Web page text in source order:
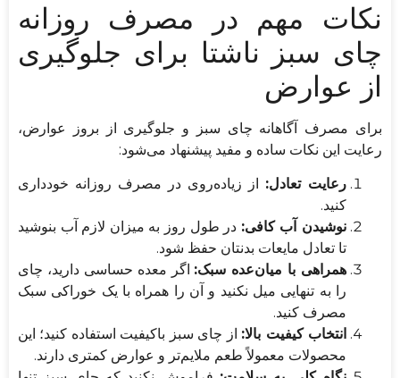
نکات مهم در مصرف روزانه
چای سبز ناشتا برای جلوگیری
از عوارض
برای مصرف آگاهانه چای سبز و جلوگیری از بروز عوارض،
رعایت این نکات ساده و مفید پیشنهاد می‌شود:
رعایت تعادل: از زیاده‌روی در مصرف روزانه خودداری
کنید.
نوشیدن آب کافی: در طول روز به میزان لازم آب بنوشید
تا تعادل مایعات بدنتان حفظ شود.
همراهی با میان‌عده سبک: اگر معده حساسی دارید، چای
را به تنهایی میل نکنید و آن را همراه با یک خوراکی سبک
مصرف کنید.
انتخاب کیفیت بالا: از چای سبز باکیفیت استفاده کنید؛ این
محصولات معمولاً طعم ملایم‌تر و عوارض کمتری دارند.